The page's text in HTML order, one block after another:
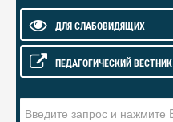
ДЛЯ СЛАБОВИДЯЩИХ
ПЕДАГОГИЧЕСКИЙ ВЕСТНИК